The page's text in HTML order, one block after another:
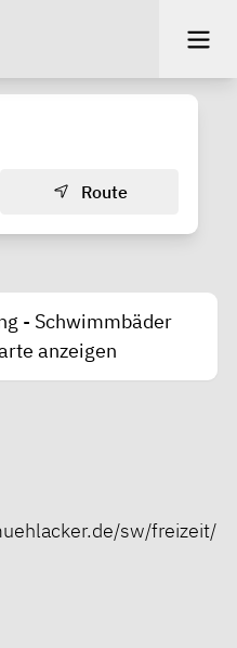
Route
- Schwimmbäder
anzeigen
sw/freizeit/